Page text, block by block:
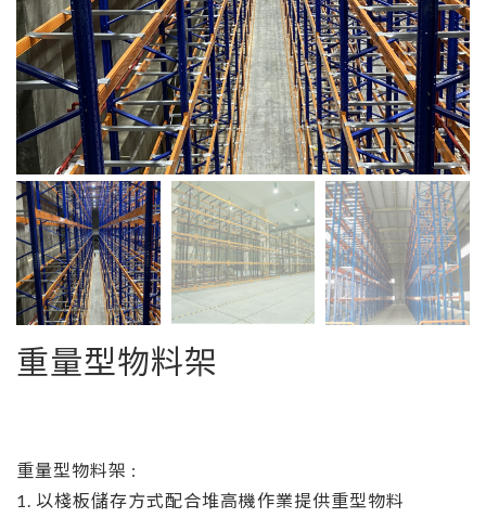
重量型物料架
重量型物料架 :
1. 以棧板儲存方式配合堆高機作業提供重型物料